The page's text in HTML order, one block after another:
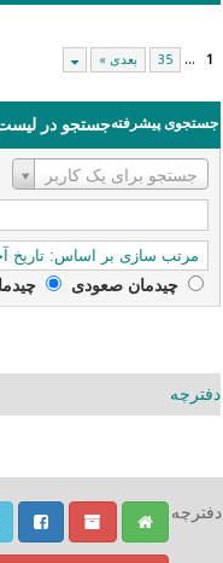
1
...
35 بعدی »
جستجوی پیشرفتهجستجو در لیست
جستجو برای یک کاربر
چیدمان صعودی‌
دفترچه
دفترچه